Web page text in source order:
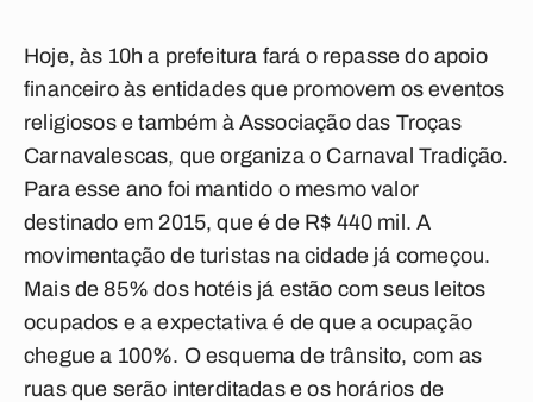
Hoje, às 10h a prefeitura fará o repasse do apoio
financeiro às entidades que promovem os eventos
religiosos e também à Associação das Troças
Carnavalescas, que organiza o Carnaval Tradição.
Para esse ano foi mantido o mesmo valor
destinado em 2015, que é de R$ 440 mil. A
movimentação de turistas na cidade já começou.
Mais de 85% dos hotéis já estão com seus leitos
ocupados e a expectativa é de que a ocupação
chegue a 100%. O esquema de trânsito, com as
ruas que serão interditadas e os horários de